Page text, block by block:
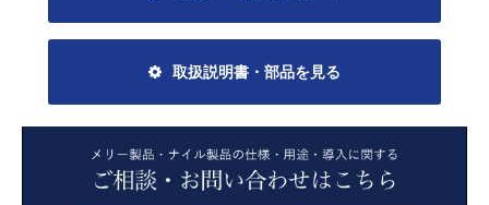
取扱説明書・部品を見る